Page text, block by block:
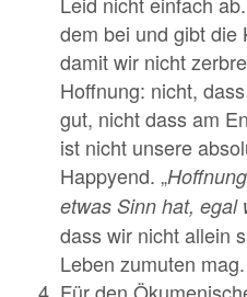
dem bei und gibt die
damit wir nicht
Hoffnung: nicht,
gut, nicht dass am
ist nicht unsere
Happyend. „
etwas Sinn hat, egal
dass wir nicht allein
Leben zumuten mag.